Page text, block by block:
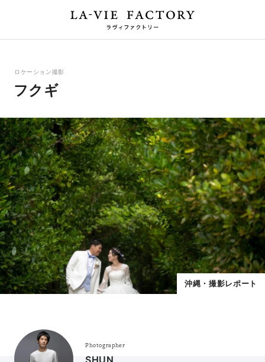
ロケーション撮影
フクギ
沖縄・撮影レポート
Photographer
SHUN